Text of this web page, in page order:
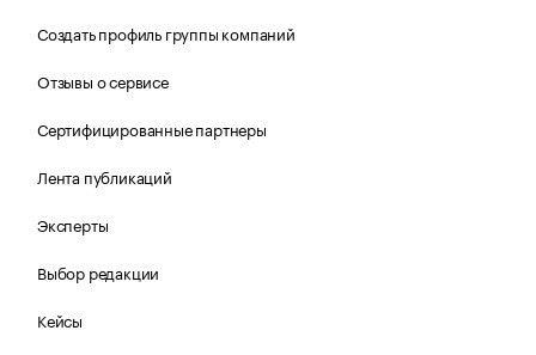
Создать профиль группы компаний
Отзывы о сервисе
Сертифицированные партнеры
Лента публикаций
Эксперты
Выбор редакции
Кейсы